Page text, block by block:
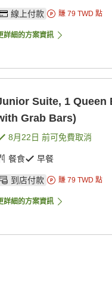
線上付款 賺 79 TWD 點
詳細的方案資訊
Suite, 1 Queen
Grab Bars)
8月22日 前可免費取消
餐食 早餐
到店付款 賺 79 TWD 點
詳細的方案資訊